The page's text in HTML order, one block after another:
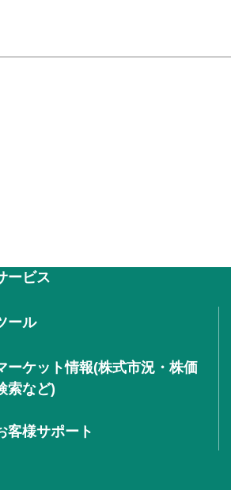
ービス
ール
ーケット情報(株式市況・株価
索など)
客様サポート